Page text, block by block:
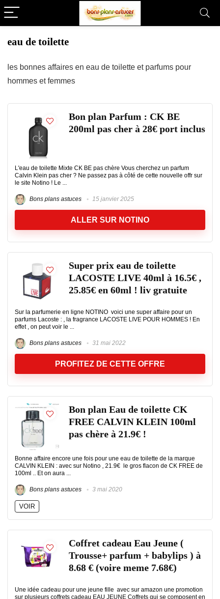
eau de toilette
les bonnes affaires en eau de toilette et parfums pour
hommes et femmes
Bon plan Parfum : CK BE
200ml pas cher à 28€ port inclus
L'eau de toilette Mixte CK BE pas chère Vous cherchez un parfum
Calvin Klein pas cher ? Ne passez pas à côté de cette nouvelle offr sur
le site Notino ! Le ...
Bons plans astuces 15 janvier 2025
ALLER SUR NOTINO
Super prix eau de toilette
LACOSTE LIVE 40ml à 16.5€ ,
25.85€ en 60ml ! liv gratuite
Sur la parfumerie en ligne NOTINO voici une super affaire pour un
parfums Lacoste : , la fragrance LACOSTE LIVE POUR HOMMES ! En
effet , on peut voir le ...
Bons plans astuces 31 mai 2022
PROFITEZ DE CETTE OFFRE
Bon plan Eau de toilette CK
FREE CALVIN KLEIN 100ml
pas chère à 21.9€ !
Bonne affaire encore une fois pour une eau de toilette de la marque
CALVIN KLEIN : avec sur Notino , 21.9€ le gros flacon de CK FREE de
100ml .. Et on aura ...
Bons plans astuces 3 mai 2020
VOIR
Coffret cadeau Eau Jeune (
Trousse+ parfum + babylips ) à
8.68 € (voire meme 7.68€)
Une idée cadeau pour une jeune fille avec sur amazon une promotion
sur plusieurs coffrets cadeau EAU JEUNE Coffrets qui se composent en